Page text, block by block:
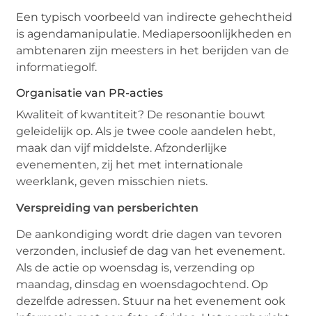
Een typisch voorbeeld van indirecte gehechtheid
is agendamanipulatie. Mediapersoonlijkheden en
ambtenaren zijn meesters in het berijden van de
informatiegolf.
Organisatie van PR-acties
Kwaliteit of kwantiteit? De resonantie bouwt
geleidelijk op. Als je twee coole aandelen hebt,
maak dan vijf middelste. Afzonderlijke
evenementen, zij het met internationale
weerklank, geven misschien niets.
Verspreiding van persberichten
De aankondiging wordt drie dagen van tevoren
verzonden, inclusief de dag van het evenement.
Als de actie op woensdag is, verzending op
maandag, dinsdag en woensdagochtend. Op
dezelfde adressen. Stuur na het evenement ook